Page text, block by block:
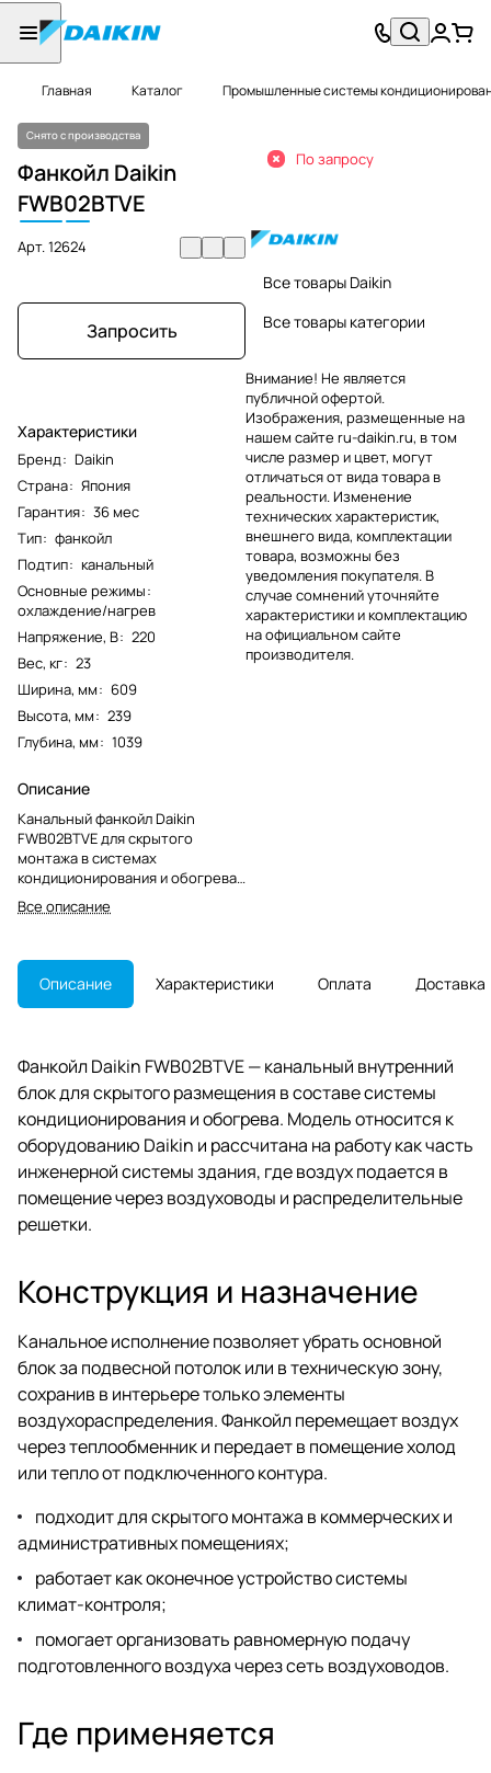
Главная Каталог Промышленные системы
Снято с производства
Фанкойл Daikin
FWB02BTVE
Арт.12624
Запросить
Характеристики
Бренд: Daikin
Страна: Япония
Гарантия: 36 мес
Тип: фанкойл
Подтип: канальный
Основные режимы:
охлаждение/нагрев
Напряжение, В: 220
Вес, кг: 23
Ширина, мм: 609
Высота, мм: 239
Глубина, мм: 1039
Описание
Канальный фанкойл Daikin
FWB02BTVE для скрытого
монтажа в системах
кондиционирования и обогрева.
Модель снята с производства,
важна проверка совместимости
Все описание
По запросу
Все товары Daikin
Все товары категории
Внимание! Не является
публичной офертой.
Изображения, размещенные на
нашем сайте ru-daikin.ru, в том
числе размер и цвет, могут
отличаться от вида товара в
реальности. Изменение
технических характеристик,
внешнего вида, комплектации
товара, возможны без
уведомления покупателя. В
случае сомнений уточняйте
характеристики и комплектацию
на официальном сайте
производителя.
Описание Характеристики Оплата Доставка
Фанкойл Daikin FWB02BTVE — канальный внутренний
блок для скрытого размещения в составе системы
кондиционирования и обогрева. Модель относится к
оборудованию Daikin и рассчитана на работу как часть
инженерной системы здания, где воздух подается в
помещение через воздуховоды и распределительные
решетки.
Конструкция и назначение
Канальное исполнение позволяет убрать основной
блок за подвесной потолок или в техническую зону,
сохранив в интерьере только элементы
воздухораспределения. Фанкойл перемещает воздух
через теплообменник и передает в помещение холод
или тепло от подключенного контура.
подходит для скрытого монтажа в коммерческих и
административных помещениях;
работает как оконечное устройство системы
климат-контроля;
помогает организовать равномерную подачу
подготовленного воздуха через сеть воздуховодов.
Где применяется